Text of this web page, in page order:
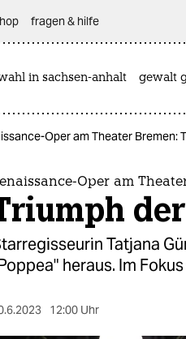
fragen & hilfe
in sachsen-anhalt gewalt
Oper am Theater Bremen:
Oper am
Tatjana
heraus. Im
12:00 Uhr